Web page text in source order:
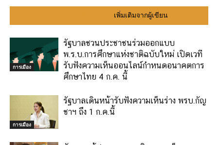
เพิ่มเติมจากผู้เขียน
การเมือง
รัฐบาลชวนประชาชนร่วมออกแบบ
พ.ร.บ.การศึกษาแห่งชาติฉบับใหม่ เปิดเวที
รับฟังความเห็นออนไลน์กำหนดอนาคตการ
ศึกษาไทย 4 ก.ค. นี้
การเมือง
รัฐบาลเดินหน้ารับฟังความเห็นร่าง พรบ.กัญ
ชาฯ ถึง 1 ก.ค.นี้